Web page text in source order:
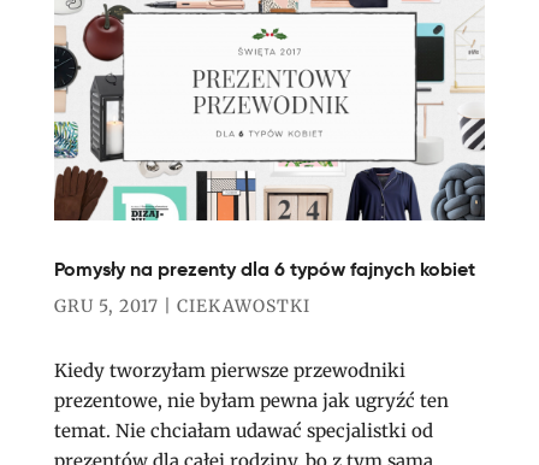
Pomysły na prezenty dla 6 typów fajnych kobiet
GRU 5, 2017 CIEKAWOSTKI
Kiedy tworzyłam pierwsze przewodniki
prezentowe, nie byłam pewna jak ugryźć ten
temat. Nie chciałam udawać specjalistki od